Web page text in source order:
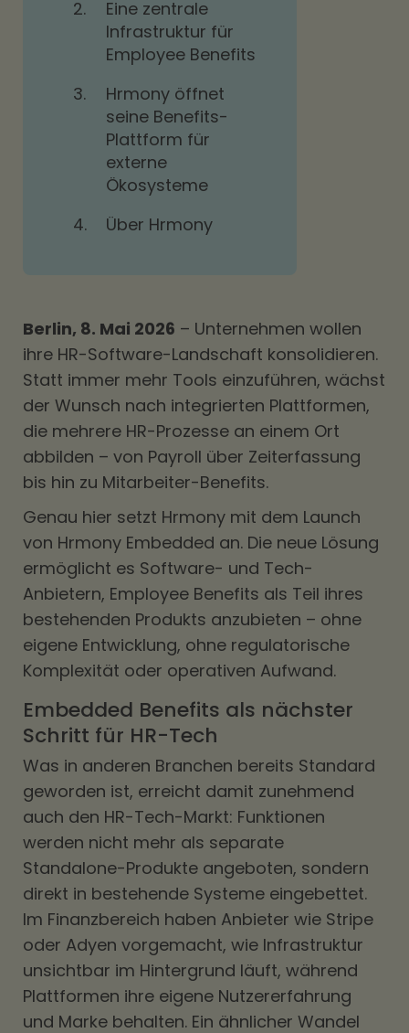
2.
Eine zentrale
Infrastruktur für
Employee Benefits
3.
Hrmony öffnet
seine Benefits-
Plattform für
externe
Ökosysteme
4.
Über Hrmony
Berlin, 8. Mai 2026 – Unternehmen wollen
ihre HR-Software-Landschaft konsolidieren.
Statt immer mehr Tools einzuführen, wächst
der Wunsch nach integrierten Plattformen,
die mehrere HR-Prozesse an einem Ort
abbilden – von Payroll über Zeiterfassung
bis hin zu Mitarbeiter-Benefits.
Genau hier setzt Hrmony mit dem Launch
von Hrmony Embedded an. Die neue Lösung
ermöglicht es Software- und Tech-
Anbietern, Employee Benefits als Teil ihres
bestehenden Produkts anzubieten – ohne
eigene Entwicklung, ohne regulatorische
Komplexität oder operativen Aufwand.
Embedded Benefits als nächster
Schritt für HR-Tech
Was in anderen Branchen bereits Standard
geworden ist, erreicht damit zunehmend
auch den HR-Tech-Markt: Funktionen
werden nicht mehr als separate
Standalone-Produkte angeboten, sondern
direkt in bestehende Systeme eingebettet.
Im Finanzbereich haben Anbieter wie Stripe
oder Adyen vorgemacht, wie Infrastruktur
unsichtbar im Hintergrund läuft, während
Plattformen ihre eigene Nutzererfahrung
und Marke behalten. Ein ähnlicher Wandel